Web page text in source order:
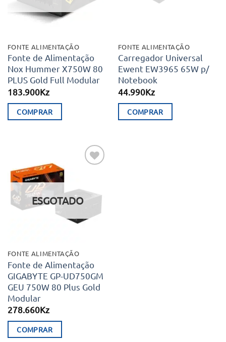
FONTE ALIMENTAÇÃO
Fonte de Alimentação
Nox Hummer X750W 80
PLUS Gold Full Modular
183.900Kz
COMPRAR
FONTE ALIMENTAÇÃO
Carregador Universal
Ewent EW3965 65W p/
Notebook
44.990Kz
COMPRAR
desejos
ESGOTADO
FONTE ALIMENTAÇÃO
Fonte de Alimentação
GIGABYTE GP-UD750GM
GEU 750W 80 Plus Gold
Modular
278.660Kz
COMPRAR